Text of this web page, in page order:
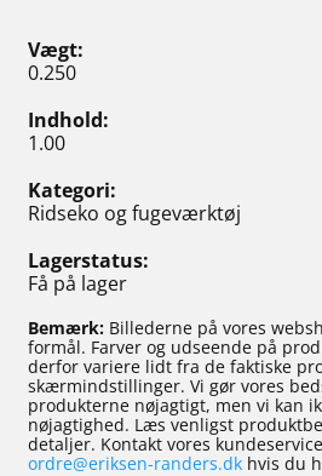
Vægt
0.250
Indhold
1.00
Kategori
Ridseko og fugeværktøj
Lagerstatus
Få på lager
Bemærk: Billederne på vores
formål. Farver og udseende på
derfor variere lidt fra de faktiske
skærmindstillinger. Vi gør vores
produkterne nøjagtigt, men vi kan
nøjagtighed. Læs venligst
detaljer. Kontakt vores
ordre@eriksen-randers.dk hvis du